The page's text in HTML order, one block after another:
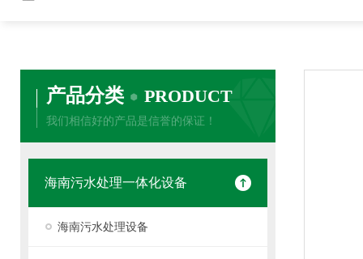
产品分类 PRODUCT
我们相信好的产品是信誉的保证！
海南污水处理一体化设备
海南污水处理设备